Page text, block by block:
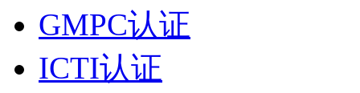
GMPC认证
ICTI认证